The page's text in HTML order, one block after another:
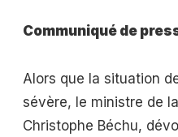
Communiqué de
Alors que la situation
sévère, le ministre de
Christophe Béchu,